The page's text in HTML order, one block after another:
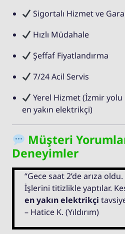
Sigortalı Hizmet ve
Hızlı Müdahale
Şeffaf Fiyatlandırma
7/24 Acil Servis
Yerel Hizmet (İzmir yolu
en yakın elektrikçi)
Müşteri
Deneyimler
“Gece saat 2’de arıza
İşlerini titizlikle yaptılar.
en yakın elektrikçi
– Hatice K. (Yıldırım)